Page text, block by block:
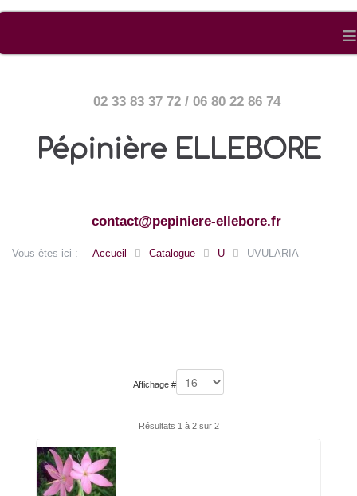
≡
02 33 83 37 72 / 06 80 22 86 74
Pépinière ELLEBORE
contact@pepiniere-ellebore.fr
Vous êtes ici : Accueil Catalogue U UVULARIA
Affichage #
Résultats 1 à 2 sur 2